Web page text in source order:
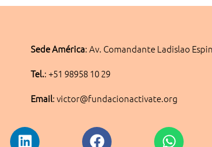
Sede América:Av. Comandante Ladislao
Tel.: +51 98958 10 29
Email: victor@fundacionactivate.org
Linkedin Facebook